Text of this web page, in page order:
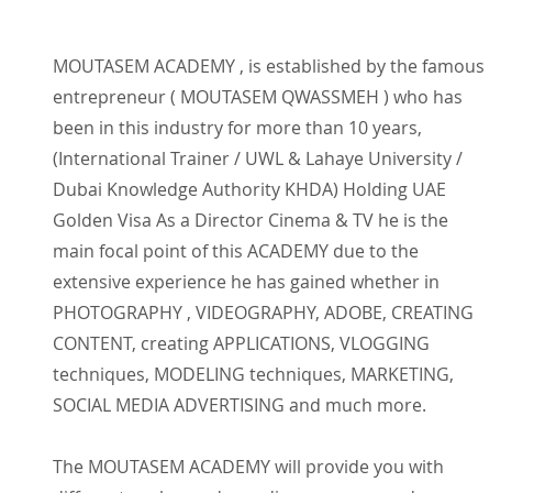
MOUTASEM ACADEMY , is established by the famous
entrepreneur ( MOUTASEM QWASSMEH ) who has
been in this industry for more than 10 years,
(International Trainer / UWL & Lahaye University /
Dubai Knowledge Authority KHDA) Holding UAE
Golden Visa As a Director Cinema & TV he is the
main focal point of this ACADEMY due to the
extensive experience he has gained whether in
PHOTOGRAPHY , VIDEOGRAPHY, ADOBE, CREATING
CONTENT, creating APPLICATIONS, VLOGGING
techniques, MODELING techniques, MARKETING,
SOCIAL MEDIA ADVERTISING and much more.
The MOUTASEM ACADEMY will provide you with